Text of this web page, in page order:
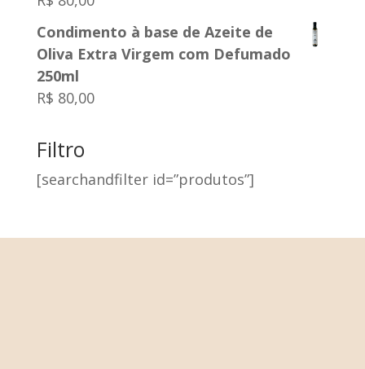
Condimento à base de Azeite de
Oliva Extra Virgem com Defumado
250ml
R$ 80,00
Filtro
[searchandfilter id=”produtos”]